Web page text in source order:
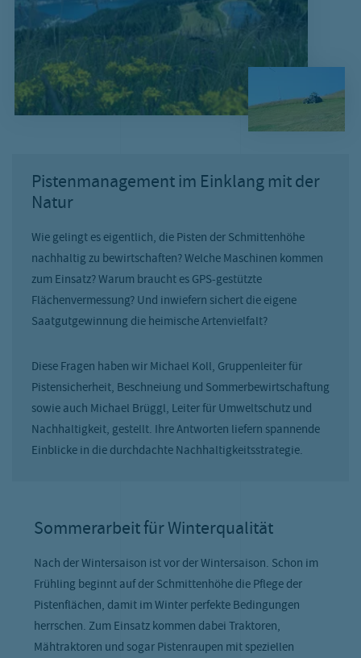
Pistenmanagement im Einklang mit der
Natur
Wie gelingt es eigentlich, die Pisten der Schmittenhöhe
nachhaltig zu bewirtschaften? Welche Maschinen kommen
zum Einsatz? Warum braucht es GPS-gestützte
Flächenvermessung? Und inwiefern sichert die eigene
Saatgutgewinnung die heimische Artenvielfalt?
Diese Fragen haben wir Michael Koll, Gruppenleiter für
Pistensicherheit, Beschneiung und Sommerbewirtschaftung
sowie auch Michael Brüggl, Leiter für Umweltschutz und
Nachhaltigkeit, gestellt. Ihre Antworten liefern spannende
Einblicke in die durchdachte Nachhaltigkeitsstrategie.
Sommerarbeit für Winterqualität
Nach der Wintersaison ist vor der Wintersaison. Schon im
Frühling beginnt auf der Schmittenhöhe die Pflege der
Pistenflächen, damit im Winter perfekte Bedingungen
herrschen. Zum Einsatz kommen dabei Traktoren,
Mähtraktoren und sogar Pistenraupen mit speziellen